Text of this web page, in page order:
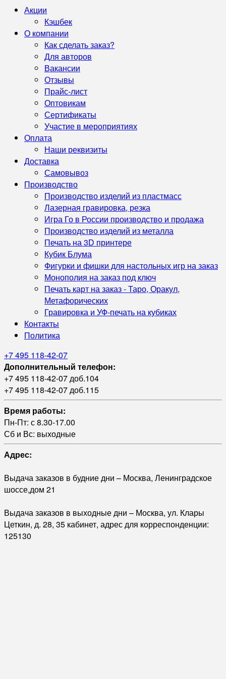
Акции
Кэшбек
О компании
Как сделать заказ?
Для авторов
Вакансии
Отзывы
Прайс-лист
Оптовикам
Сертификаты
Участие в мероприятиях
Оплата
Наши реквизиты
Доставка
Самовывоз
Производство
Производство изделий из пластмасс
Лазерная гравировка, резка
Игра Го в России производство и продажа
Производство изделий из металла
Печать на 3D принтере
Кубик Блума
Фигурки и фишки для настольных игр на заказ
Монополия на заказ под ключ
Печать карт на заказ - Таро, Оракул,
Метафорических
Гравировка и УФ‑печать на кубиках
Контакты
Политика
+7 495 118-42-07
Дополнительный телефон:
+7 495 118-42-07 доб.104
+7 495 118-42-07 доб.115
Время работы:
Пн-Пт: с 8.30-17.00
Сб и Вс: выходные
Адрес:
Выдача заказов в будние дни – Москва, Ленинградское
шоссе,дом 21
Выдача заказов в выходные дни – Москва, ул. Клары
Цеткин, д. 28, 35 кабинет, адрес для корреспонденции:
125130